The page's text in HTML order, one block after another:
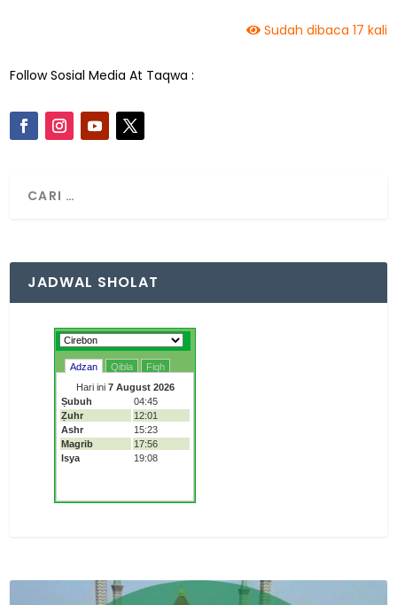
Sudah dibaca 17 kali
Follow Sosial Media At Taqwa :
JADWAL SHOLAT